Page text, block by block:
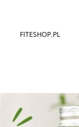
FITESHOP.PL